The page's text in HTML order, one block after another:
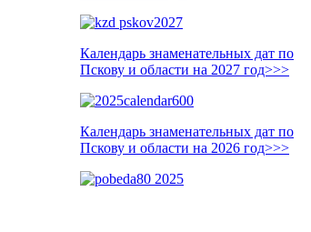
Календарь знаменательных дат по
Пскову и области на 2027 год>>>
Календарь знаменательных дат по
Пскову и области на 2026 год>>>